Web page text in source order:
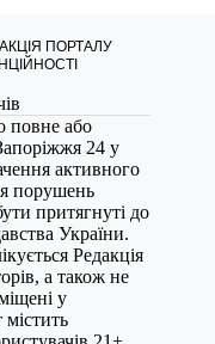
ПОРТАЛУ
повне або
24 у
активного
порушень
притягнуті до
України.
Редакція
а також не
у